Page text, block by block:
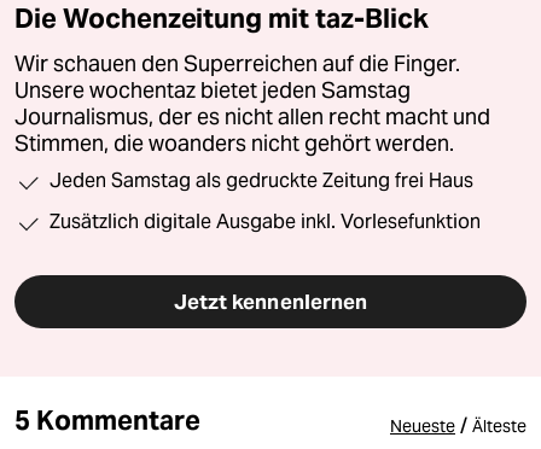
Die Wochenzeitung mit taz-Blick
Wir schauen den Superreichen auf die Finger.
Unsere wochentaz bietet jeden Samstag
Journalismus, der es nicht allen recht macht und
Stimmen, die woanders nicht gehört werden.
Jeden Samstag als gedruckte Zeitung frei Haus
Zusätzlich digitale Ausgabe inkl. Vorlesefunktion
Jetzt kennenlernen
5 Kommentare Neueste / Älteste